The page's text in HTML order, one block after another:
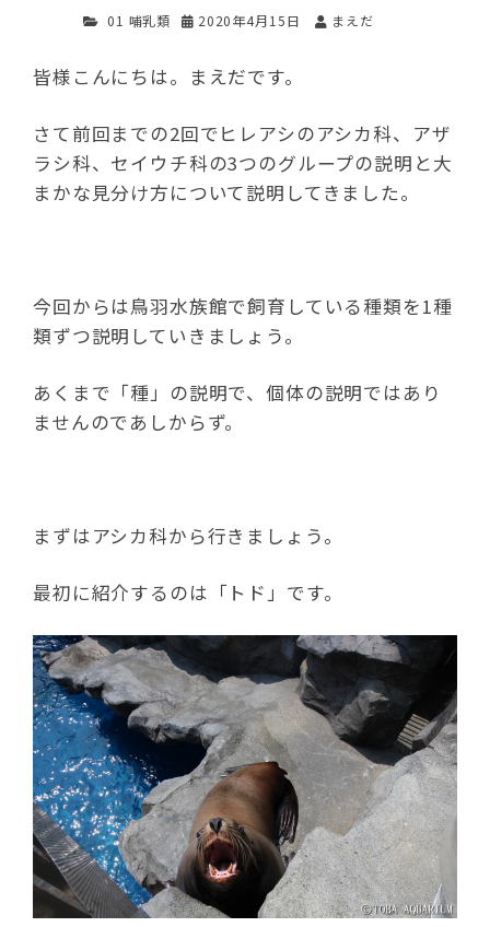
01 哺乳類 2020年4月15日 まえだ
皆様こんにちは。まえだです。
さて前回までの2回でヒレアシのアシカ科、アザ
ラシ科、セイウチ科の3つのグループの説明と大
まかな見分け方について説明してきました。
今回からは鳥羽水族館で飼育している種類を1種
類ずつ説明していきましょう。
あくまで「種」の説明で、個体の説明ではあり
ませんのであしからず。
まずはアシカ科から行きましょう。
最初に紹介するのは「トド」です。